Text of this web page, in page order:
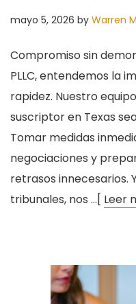
mayo 5, 2026 by Warren
Compromiso sin
PLLC, entendemos la
rapidez. Nuestro
suscriptor en Texas
Tomar medidas
negociaciones y
retrasos innecesarios.
tribunales, nos …[ Leer